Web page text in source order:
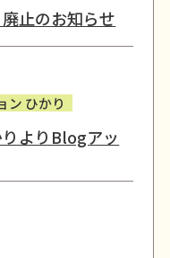
止のお知らせ
ン ひかり
よりBlogアッ